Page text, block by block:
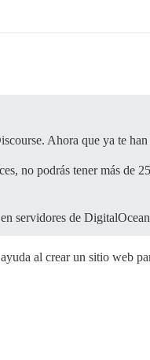
Ahora que ya te
no podrás tener más de
servidores de
al crear un sitio web